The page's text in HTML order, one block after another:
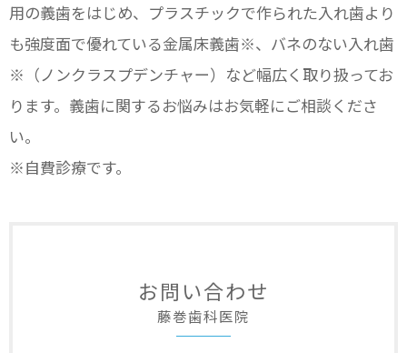
用の義歯をはじめ、プラスチックで作られた入れ歯より
も強度面で優れている金属床義歯※、バネのない入れ歯
※（ノンクラスプデンチャー）など幅広く取り扱ってお
ります。義歯に関するお悩みはお気軽にご相談くださ
い。
※自費診療です。
お問い合わせ
藤巻歯科医院